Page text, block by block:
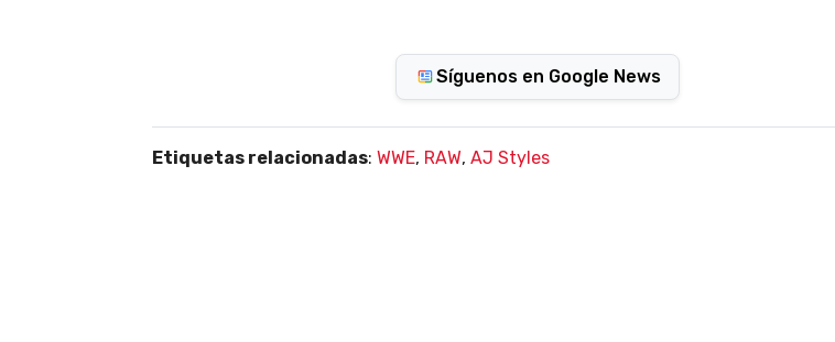
Síguenos en Google News
Etiquetas relacionadas: WWE, RAW, AJ Styles